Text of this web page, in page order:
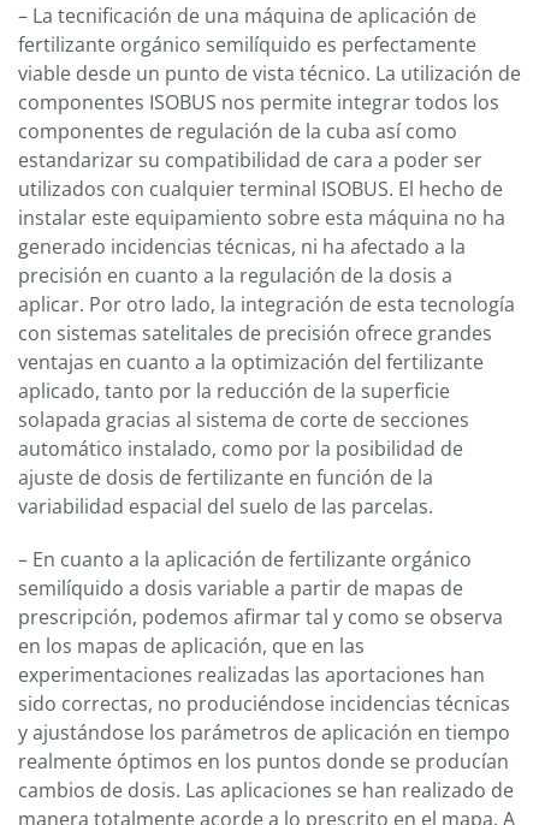
– La tecnificación de una máquina de aplicación de
fertilizante orgánico semilíquido es perfectamente
viable desde un punto de vista técnico. La utilización de
componentes ISOBUS nos permite integrar todos los
componentes de regulación de la cuba así como
estandarizar su compatibilidad de cara a poder ser
utilizados con cualquier terminal ISOBUS. El hecho de
instalar este equipamiento sobre esta máquina no ha
generado incidencias técnicas, ni ha afectado a la
precisión en cuanto a la regulación de la dosis a
aplicar. Por otro lado, la integración de esta tecnología
con sistemas satelitales de precisión ofrece grandes
ventajas en cuanto a la optimización del fertilizante
aplicado, tanto por la reducción de la superficie
solapada gracias al sistema de corte de secciones
automático instalado, como por la posibilidad de
ajuste de dosis de fertilizante en función de la
variabilidad espacial del suelo de las parcelas.
– En cuanto a la aplicación de fertilizante orgánico
semilíquido a dosis variable a partir de mapas de
prescripción, podemos afirmar tal y como se observa
en los mapas de aplicación, que en las
experimentaciones realizadas las aportaciones han
sido correctas, no produciéndose incidencias técnicas
y ajustándose los parámetros de aplicación en tiempo
realmente óptimos en los puntos donde se producían
cambios de dosis. Las aplicaciones se han realizado de
manera totalmente acorde a lo prescrito en el mapa. A